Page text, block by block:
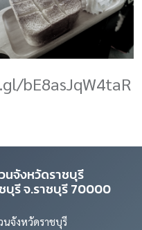
bE8asJqW4taR
นจังหวัดราชบุรี
บุรี จ.ราชบุรี 70000
นจังหวัดราชบุรี